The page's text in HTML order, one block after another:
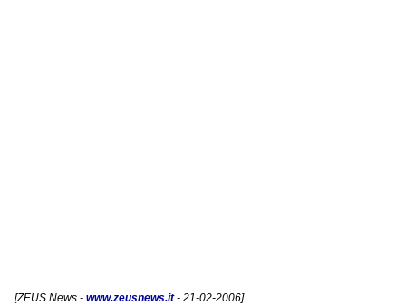
[ZEUS News - www.zeusnews.it- 21-02-2006]